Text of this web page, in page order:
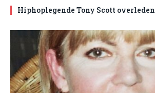
Hiphoplegende Tony Scott overleden